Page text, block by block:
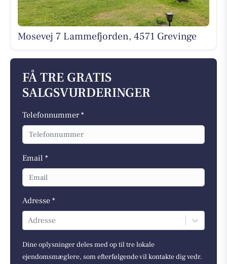
Mosevej 7 Lammefjorden, 4571 Grevinge
FÅ TRE GRATIS
SALGSVURDERINGER
Telefonnummer *
Email *
Adresse *
Adresse
Dine oplysninger deles med op til tre lokale
ejendomsmæglere, som efterfølgende vil kontakte dig vedr.